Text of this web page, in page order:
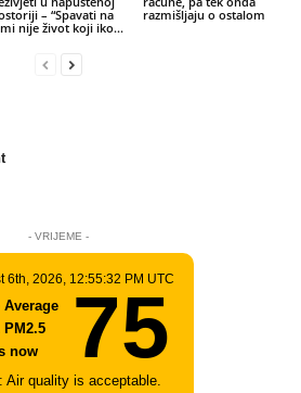
– “Spavati na
nije život koji iko...
razmišljaju o ostalom
- VRIJEME -
6th, 2026, 12:55:32 PM UTC
Average
PM2.5
now
75
Air quality is acceptable.